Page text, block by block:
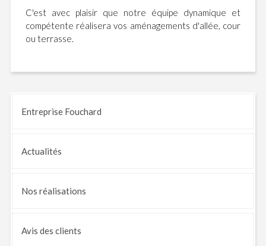
C'est avec plaisir que notre équipe dynamique et
compétente réalisera vos aménagements d'allée, cour
ou terrasse.
Entreprise Fouchard
Actualités
Nos réalisations
Avis des clients